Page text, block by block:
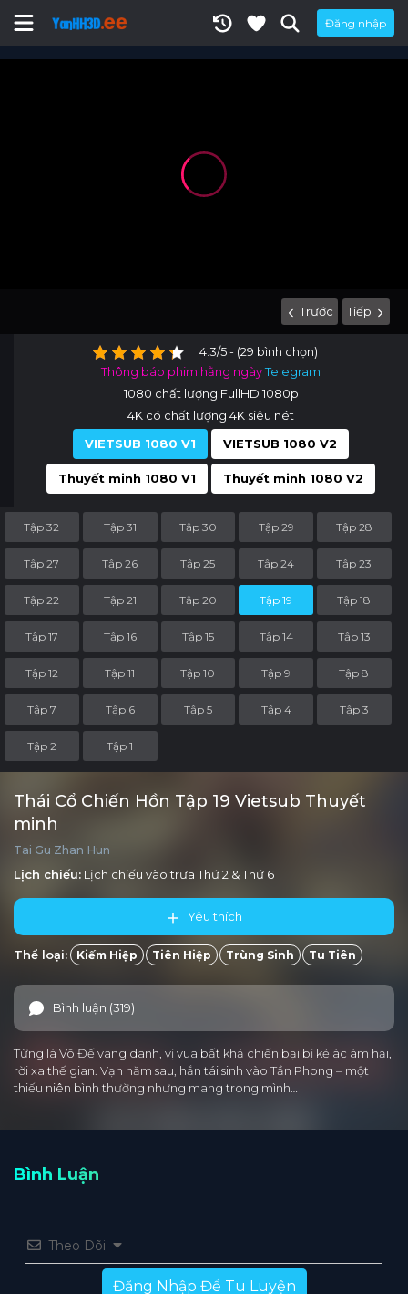
Đăng nhập
Trước Tiếp
4.3/5 - (29 bình chọn)
Thông báo phim hằng ngàyTelegram
1080 chất lượng FullHD 1080p
4K có chất lượng 4K siêu nét
VIETSUB 1080 V1
VIETSUB 1080 V2
Thuyết minh 1080 V1 Thuyết minh 1080 V2
Tập 32 Tập 31 Tập 30 Tập 29 Tập 28
Tập 27 Tập 26 Tập 25 Tập 24 Tập 23
Tập 22 Tập 21 Tập 20 Tập 19 Tập 18
Tập 17 Tập 16 Tập 15 Tập 14 Tập 13
Tập 12 Tập 11 Tập 10 Tập 9 Tập 8
Tập 7 Tập 6 Tập 5 Tập 4 Tập 3
Tập 2 Tập 1
Thái Cổ Chiến Hồn Tập 19 Vietsub Thuyết
minh
Tai Gu Zhan Hun
Lịch chiếu: Lịch chiếu vào trưaThứ 2 &Thứ 6
Yêu thích
Thể loại: Kiếm Hiệp Tiên Hiệp Trùng Sinh Tu Tiên
Bình luận (319)
Từng là Võ Đế vang danh, vị vua bất khả chiến bại bị kẻ ác ám hại,
rời xa thế gian. Vạn năm sau, hắn tái sinh vào Tần Phong – một
thiếu niên bình thường nhưng mang trong mình…
Bình Luận
Theo Dõi
Đăng Nhập Để Tu Luyện